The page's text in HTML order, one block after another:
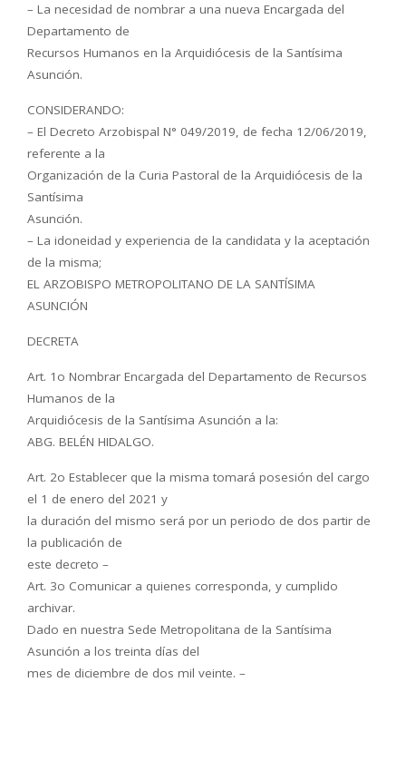
– La necesidad de nombrar a una nueva Encargada del
Departamento de
Recursos Humanos en la Arquidiócesis de la Santísima
Asunción.
CONSIDERANDO:
– El Decreto Arzobispal N° 049/2019, de fecha 12/06/2019,
referente a la
Organización de la Curia Pastoral de la Arquidiócesis de la
Santísima
Asunción.
– La idoneidad y experiencia de la candidata y la aceptación
de la misma;
EL ARZOBISPO METROPOLITANO DE LA SANTÍSIMA
ASUNCIÓN
DECRETA
Art. 1o Nombrar Encargada del Departamento de Recursos
Humanos de la
Arquidiócesis de la Santísima Asunción a la:
ABG. BELÉN HIDALGO.
Art. 2o Establecer que la misma tomará posesión del cargo
el 1 de enero del 2021 y
la duración del mismo será por un periodo de dos partir de
la publicación de
este decreto –
Art. 3o Comunicar a quienes corresponda, y cumplido
archivar.
Dado en nuestra Sede Metropolitana de la Santísima
Asunción a los treinta días del
mes de diciembre de dos mil veinte. –